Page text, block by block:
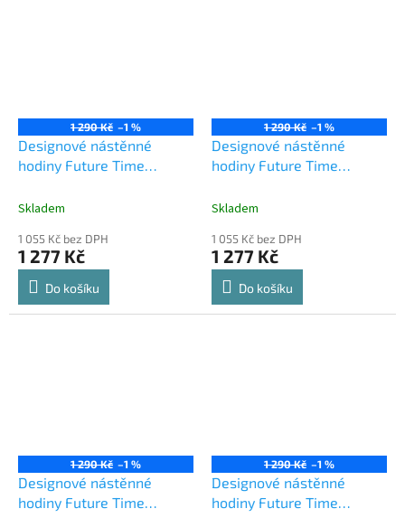
1 290 Kč –1 %
Designové nástěnné
hodiny Future Time
60cm
Skladem
1 055 Kč bez DPH
1 277 Kč
Do košíku
1 290 Kč –1 %
Designové nástěnné
hodiny Future Time
60cm
Skladem
1 055 Kč bez DPH
1 277 Kč
Do košíku
1 290 Kč –1 %
Designové nástěnné
hodiny Future Time
1 290 Kč –1 %
Designové nástěnné
hodiny Future Time